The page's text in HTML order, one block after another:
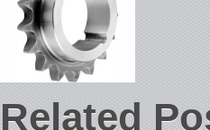
Related